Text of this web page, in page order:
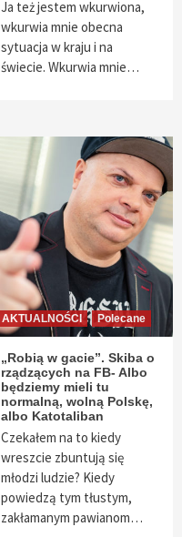
Ja też jestem wkurwiona,
wkurwia mnie obecna
sytuacja w kraju i na
świecie. Wkurwia mnie…
AKTUALNOŚCI Polecane
„Robią w gacie”. Skiba o
rządzących na FB- Albo
będziemy mieli tu
normalną, wolną Polskę,
albo Katotaliban
Czekałem na to kiedy
wreszcie zbuntują się
młodzi ludzie? Kiedy
powiedzą tym tłustym,
zakłamanym pawianom…